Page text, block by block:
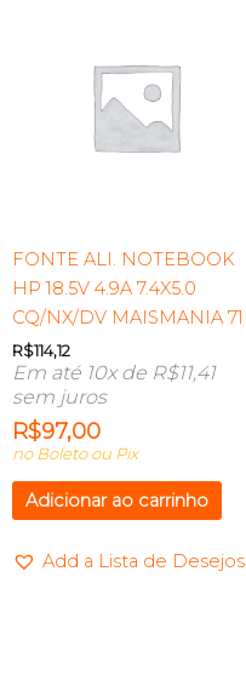
FONTE ALI. NOTEBOOK
HP 18.5V 4.9A 7.4X5.0
CQ/NX/DV MAISMANIA 71
R$114,12
Em até 10x de R$11,41
sem juros
R$97,00
no Boleto ou Pix
Adicionar ao carrinho
Add a Lista de Desejos